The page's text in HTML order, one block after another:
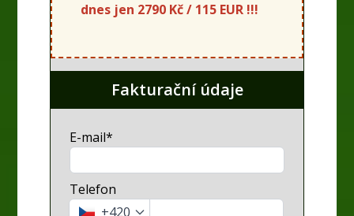
dnes jen 2790 Kč / 115 EUR !!!
Fakturační údaje
E-mail*
Telefon
+420